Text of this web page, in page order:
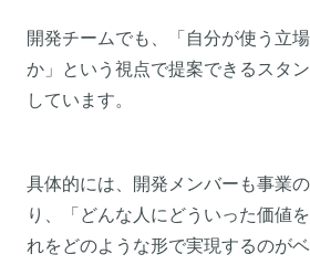
開発チームでも、「自分が使う立
か」という視点で提案できるスタ
しています。
具体的には、開発メンバーも事業
り、「どんな人にどういった価値
れをどのような形で実現するのが